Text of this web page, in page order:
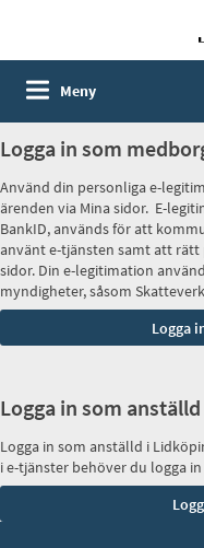
Meny
Logga in som
Använd din personliga e-
ärenden via Mina sidor. E-
BankID, används för att
använt e-tjänsten samt att
sidor. Din e-legitimation
myndigheter, såsom
Logga in som anställd
Logga in som anställd i
i e-tjänster behöver du logga